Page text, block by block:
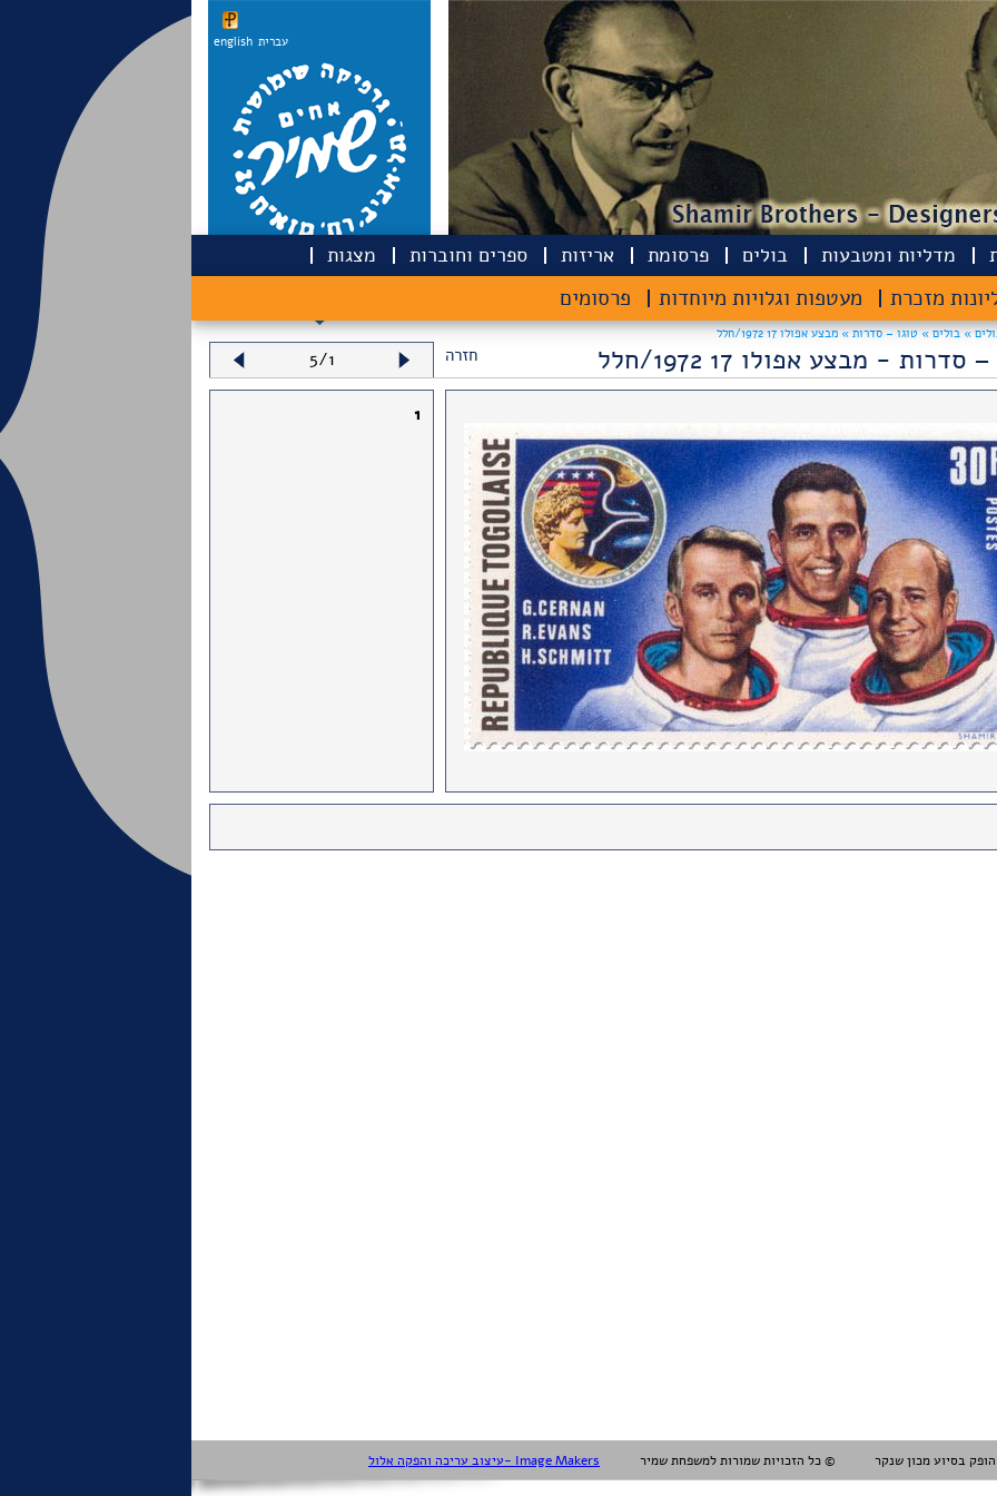
english עברית
מדליות ומטבעות בולים
מזכרת מעטפות וגלויות מיוחדות פרסומים
פרסומת אריזות ספרים וחוברות
מצגות
»בולים »טוגו – סדרות » מבצע אפולו 17 1972/חלל
5/1 סדרות - מבצע אפולו 17 1972/חלל חזרה
1
עיצוב עריכה והפקה אלול- Image Makers